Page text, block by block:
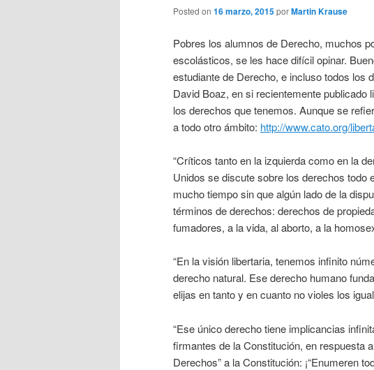
Posted on 16 marzo, 2015porMartin Krause
Pobres los alumnos de Derecho, muchos
escolásticos, se les hace difícil opinar.
estudiante de Derecho, e incluso todos los
David Boaz, en si recientemente publicado
los derechos que tenemos. Aunque se
a todo otro ámbito: http://www.cato.org/
“Críticos tanto en la izquierda como en la
Unidos se discute sobre los derechos todo
mucho tiempo sin que algún lado de la
términos de derechos: derechos de
fumadores, a la vida, al aborto, a la
“En la visión libertaria, tenemos infinito
derecho natural. Ese derecho humano
elijas en tanto y en cuanto no violes los
“Ese único derecho tiene implicancias
firmantes de la Constitución, en respuesta
Derechos” a la Constitución: ¡“Enumeren